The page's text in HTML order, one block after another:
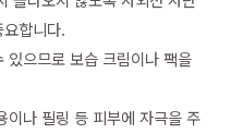
합니다.
있으므로 보습 크림이나 팩을
이나 필링 등 피부에 자극을 주